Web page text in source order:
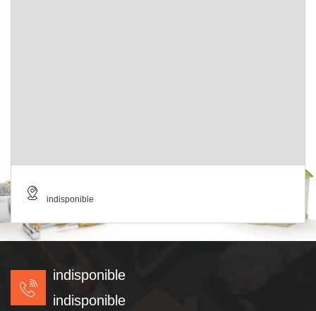
indisponible
indisponible
indisponible